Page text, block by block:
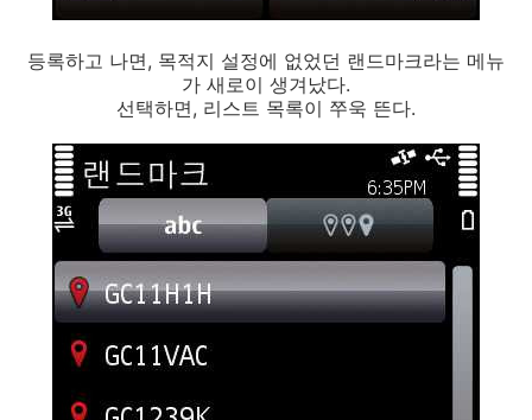
등록하고 나면, 목적지 설정에 없었던 랜드마크라는 메뉴
가 새로이 생겨났다.
선택하면, 리스트 목록이 쭈욱 뜬다.